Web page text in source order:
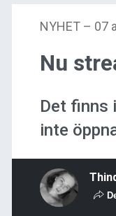
NYHET – 07
Nu
Det finns
inte